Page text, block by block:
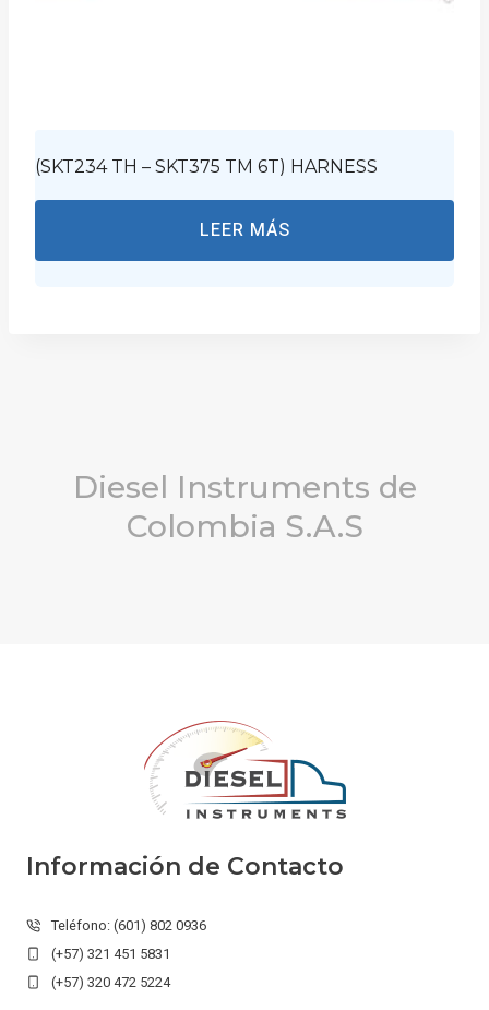
(SKT234 TH – SKT375 TM 6T) HARNESS
LEER MÁS
Diesel Instruments de
Colombia S.A.S
Información de Contacto
Teléfono: (601) 802 0936
(+57) 321 451 5831
(+57) 320 472 5224